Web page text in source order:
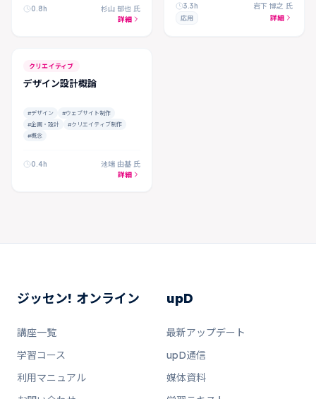
0.8h
杉山 郁也 氏
詳細
3.3h 岩下 博之 氏
応用 詳細
クリエイティブ
デザイン設計概論
#デザイン
#ウェブサイト制作
#企画・設計
#クリエイティブ制作
#概念
0.4h
池端 由基 氏
詳細
ジッセン! オンライン
講座一覧
学習コース
利用マニュアル
upD
最新アップデート
upD通信
媒体資料